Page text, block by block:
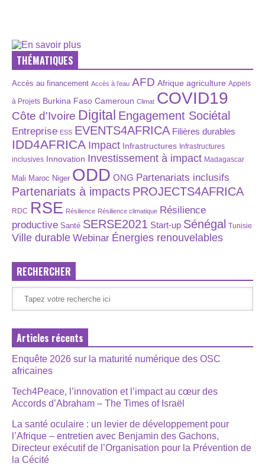
THÉMATIQUES
Accès au financement Accès à l’eau AFD Afrique agriculture Appels
à Projets Burkina Faso Cameroun Climat COVID19
Côte d'Ivoire Digital Engagement Sociétal
Entreprise ESS EVENTS4AFRICA Filières durables
IDD4AFRICA Impact Infrastructures Infrastructures
inclusives Innovation Investissement à impact Madagascar
Mali Maroc Niger ODD ONG Partenariats inclusifs
Partenariats à impacts PROJECTS4AFRICA
RDC RSE Résilience Résilience climatique Résilience
productive Santé SERSE2021 Start-up Sénégal Tunisie
Ville durable Webinar Énergies renouvelables
RECHERCHER
Articles récents
Enquête 2026 sur la maturité numérique des OSC
africaines
Tech4Peace, l’innovation et l’impact au cœur des
Accords d’Abraham – The Times of Israël
La santé oculaire : un levier de développement pour
l’Afrique – entretien avec Benjamin des Gachons,
Directeur exécutif de l’Organisation pour la Prévention de
la Cécité